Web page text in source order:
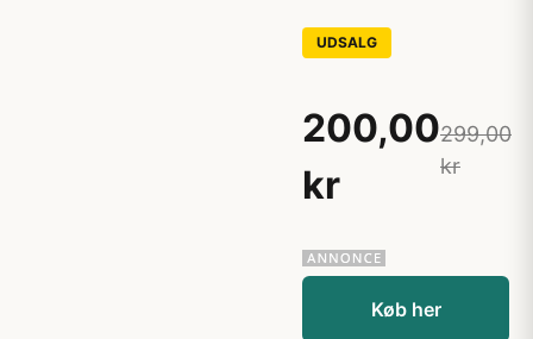
UDSALG
200,00
kr
299,00
kr
Køb her